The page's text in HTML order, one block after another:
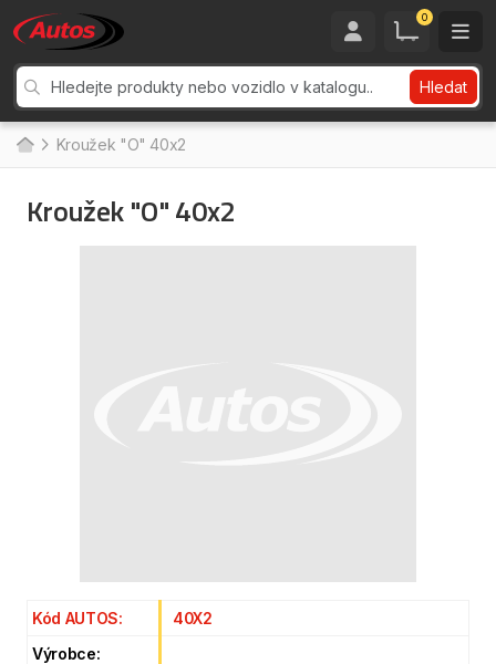
0
Hledat
Kroužek "O" 40x2
Kroužek "O" 40x2
Kód AUTOS:
40X2
Výrobce: